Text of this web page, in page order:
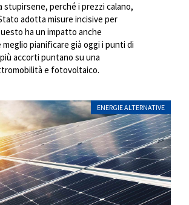
stupirsene, perché i prezzi calano,
adotta misure incisive per
ha un impatto anche
meglio pianificare già oggi i punti di
accorti puntano su una
e fotovoltaico.
ENERGIE ALTERNATIVE